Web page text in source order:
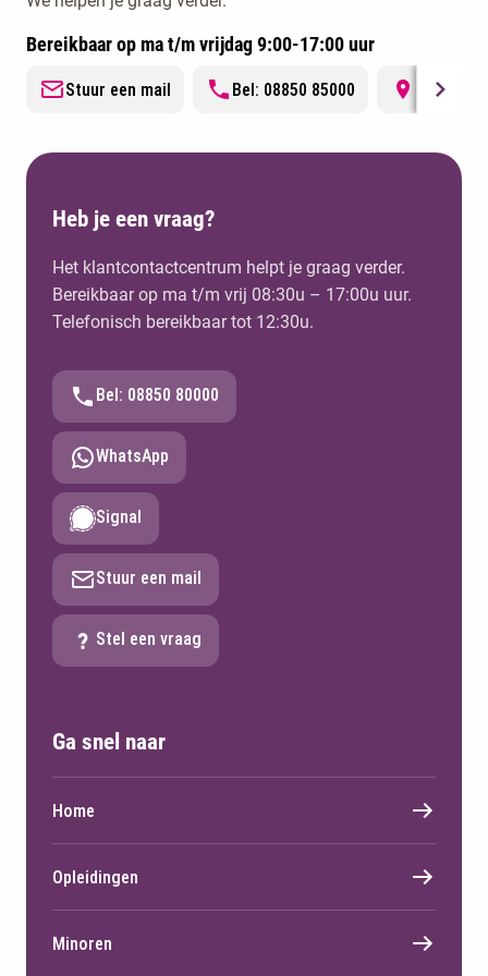
zet een belangrijke stap richting je AA-titel. Na
afronding kun je door naar het geïntegreerde
slotexamen van de NBA en je inschrijven in het
accountantsregister.
Bereikbaar op ma t/m vrijdag 9:00-17:00 uur
Stuur een mail Bel: 08850 85000 Locatie
Heb je een vraag?
Het klantcontactcentrum helpt je graag verder.
Bereikbaar op ma t/m vrij 08:30u – 17:00u uur.
Telefonisch bereikbaar tot 12:30u.
Bel: 08850 80000
WhatsApp
Signal
Stuur een mail
Stel een vraag
Ga snel naar
Home
Opleidingen
Minoren